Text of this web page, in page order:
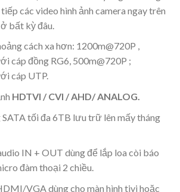
các video hình ảnh camera ngay trên
bất kỳ đâu.
cách xa hơn: 1200m@720P ,
cáp đồng RG6, 500m@720P ;
cáp UTP.
HDTVI / CVI / AHD/ ANALOG.
tối đa 6TB lưu trữ lên mấy tháng
IN + OUT dùng để lắp loa còi báo
đàm thoại 2 chiều.
VGA dùng cho màn hình tivi hoặc